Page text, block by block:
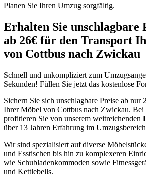
Planen Sie Ihren Umzug sorgfältig.
Erhalten Sie unschlagbare
ab 26€ für den Transport
von Cottbus nach Zwickau
Schnell und unkompliziert zum
Sekunden! Füllen Sie jetzt das kostenlose
Sichern Sie sich unschlagbare Preise ab nur
Ihrer Möbel von Cottbus nach Zwickau. Bei
profitieren Sie von unserem weitreichenden
über 13 Jahren Erfahrung im
Wir sind spezialisiert auf diverse
und Esstischen bis hin zu komplexeren
wie Schubladenkommoden sowie
und Kettlebells.